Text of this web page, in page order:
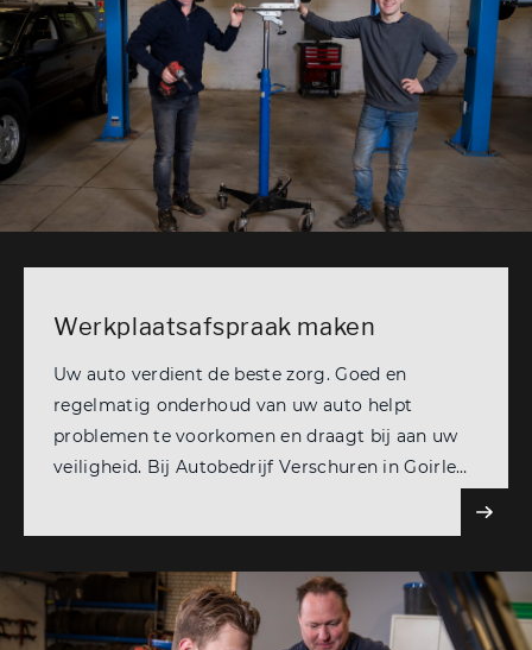
Over ons
Contact
Werkplaatsafspraak maken
Uw auto verdient de beste zorg. Goed en
regelmatig onderhoud van uw auto helpt
problemen te voorkomen en draagt bij aan uw
veiligheid. Bij Autobedrijf Verschuren in Goirle